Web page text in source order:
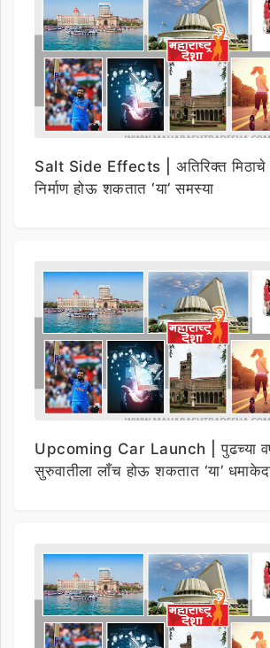
Salt Side Effects | अतिरिक्त
निर्माण होऊ शकतात ‘या’ समस्या
Upcoming Car Launch | पुढच्या
सुरुवातीला लाँच होऊ शकतात ‘या’